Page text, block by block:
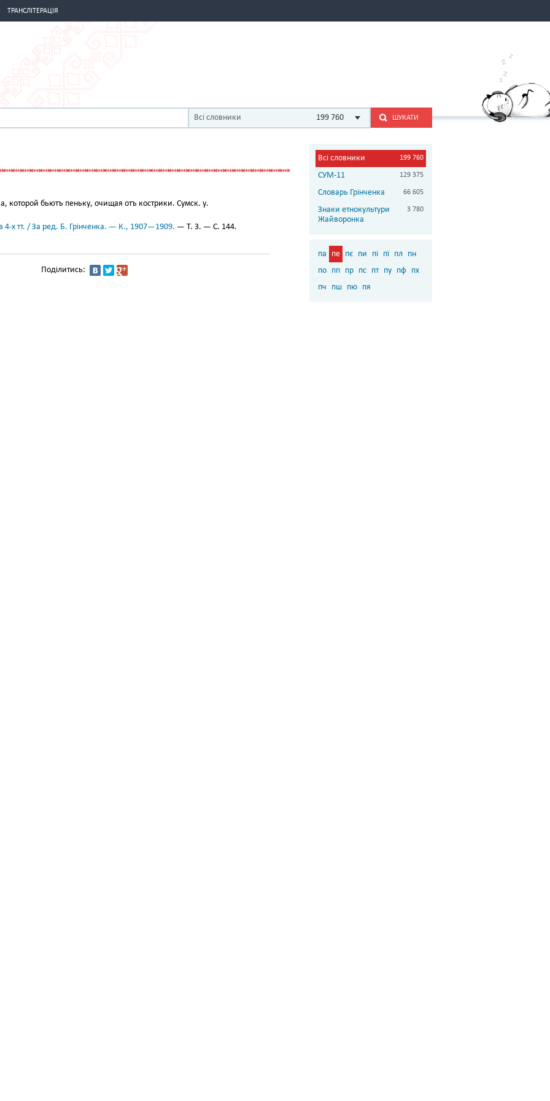
ТРАНСЛІТЕРАЦІЯ
Всі словники 199 760 ШУКАТИ
которой бьютъ пеньку, очищая отъ кострики. Сумск. у.
4-х тт. / За ред. Б. Грінченка. — К., 1907—1909. — Т. 3. — С. 144.
Поділитись:
Всі словники 199 760
СУМ-11 129 375
Словарь Грінченка 66 605
Знаки етнокультури
Жайворонка
3 780
па пе пє пи пі пї пл
пн
по пп пр пс пт пу пф пх
пч
пш пю пя